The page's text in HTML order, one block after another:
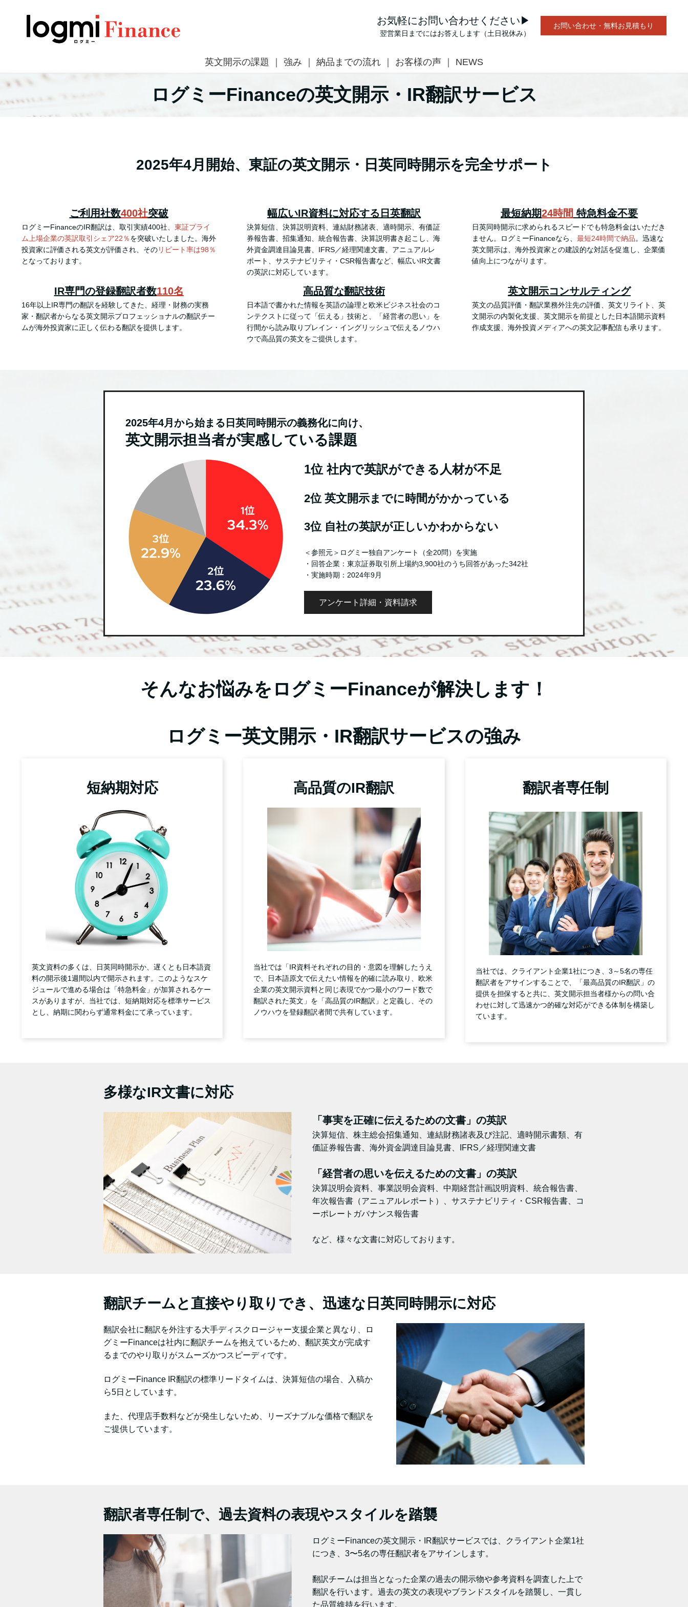
お気軽にお問い合わせください▶︎
翌営業日までにはお答えします（土日祝休み）
お問い合わせ・無料お見積もり
英文開示の課題 強み 納品までの流れ お客様の声 NEWS
ログミーFinanceの英文開示・IR翻訳サービス
2025年4月開始、東証の英文開示・日英同時開示を完全サポート
ご利用社数400社突破
ログミーFinanceのIR翻訳は、取引実績400社、 東証プライ
ム上場企業の英訳取引シェア22％を突破いたしました。海外
投資家に評価される英文が評価され、そのリピート率は98％
となっております。
IR専門の登録翻訳者数110名
16年以上IR専門の翻訳を経験してきた、経理・財務の実務
家・翻訳者からなる英文開示プロフェッショナルの翻訳チー
ムが海外投資家に正しく伝わる翻訳を提供します。
幅広いIR資料に対応する日英翻訳
決算短信、決算説明資料、連結財務諸表、適時開示、有価証
券報告書、招集通知、統合報告書、決算説明書き起こし、海
外資金調達目論見書、IFRS／経理関連文書、アニュアルレ
ポート、サステナビリティ・CSR報告書など、幅広いIR文書
の英訳に対応しています。
高品質な翻訳技術
日本語で書かれた情報を英語の論理と欧米ビジネス社会のコ
ンテクストに従って「伝える」技術と、「経営者の思い」を
行間から読み取りプレイン・イングリッシュで伝えるノウハ
ウで高品質の英文をご提供します。
最短納期24時間 特急料金不要
日英同時開示に求められるスピードでも特急料金はいただき
ません。ログミーFinanceなら、 最短24時間で納品。迅速な
英文開示は、海外投資家との建設的な対話を促進し、企業価
値向上につながります。
英文開示コンサルティング
英文の品質評価・翻訳業務外注先の評価、英文リライト、英
文開示の内製化支援、英文開示を前提とした日本語開示資料
作成支援、海外投資メディアへの英文記事配信も承ります。
2025年4月から始まる日英同時開示の義務化に向け、
英文開示担当者が実感している課題
1位 社内で英訳ができる人材が不足
2位 英文開示までに時間がかかっている
3位 自社の英訳が正しいかわからない
＜参照元＞ログミー独自アンケート（全20問）を実施
・回答企業：東京証券取引所上場約3,900社のうち回答があった342社
・実施時期：2024年9月
アンケート詳細・資料請求
そんなお悩みをログミーFinanceが解決します！
ログミー英文開示・IR翻訳サービスの強み
短納期対応
英文資料の多くは、日英同時開示か、遅くとも日本語資
料の開示後1週間以内で開示されます。このようなスケ
ジュールで進める場合は「特急料金」が加算されるケー
スがありますが、当社では、短納期対応を標準サービス
とし、納期に関わらず通常料金にて承っています。
高品質のIR翻訳
当社では「IR資料それぞれの目的・意図を理解したうえ
で、日本語原文で伝えたい情報を的確に読み取り、欧米
企業の英文開示資料と同じ表現でかつ最小のワード数で
翻訳された英文」を「高品質のIR翻訳」と定義し、その
ノウハウを登録翻訳者間で共有しています。
翻訳者専任制
当社では、クライアント企業1社につき、3～5名の専任
翻訳者をアサインすることで、「最高品質のIR翻訳」の
提供を担保すると共に、英文開示担当者様からの問い合
わせに対して迅速かつ的確な対応ができる体制を構築し
ています。
多様なIR文書に対応
「事実を正確に伝えるための文書」の英訳
決算短信、株主総会招集通知、連結財務諸表及び注記、適時開示書類、有
価証券報告書、海外資金調達目論見書、IFRS／経理関連文書
「経営者の思いを伝えるための文書」の英訳
決算説明会資料、事業説明会資料、中期経営計画説明資料、統合報告書、
年次報告書（アニュアルレポート）、サステナビリティ・CSR報告書、コ
ーポレートガバナンス報告書
など、様々な文書に対応しております。
翻訳チームと直接やり取りでき、迅速な日英同時開示に対応
翻訳会社に翻訳を外注する大手ディスクロージャー支援企業と異なり、ロ
グミーFinanceは社内に翻訳チームを抱えているため、翻訳英文が完成す
るまでのやり取りがスムーズかつスピーディです。
ログミーFinance IR翻訳の標準リードタイムは、決算短信の場合、入稿か
ら5日としています。
また、代理店手数料などが発生しないため、リーズナブルな価格で翻訳を
ご提供しています。
翻訳者専任制で、過去資料の表現やスタイルを踏襲
ログミーFinanceの英文開示・IR翻訳サービスでは、クライアント企業1社
につき、3〜5名の専任翻訳者をアサインします。
翻訳チームは担当となった企業の過去の開示物や参考資料を調査した上で
翻訳を行います。過去の英文の表現やブランドスタイルを踏襲し、一貫し
た品質維持を行います。